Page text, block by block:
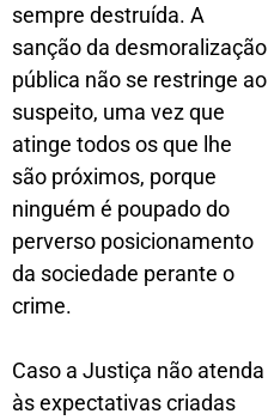
sempre destruída. A
sanção da desmoralização
pública não se restringe ao
suspeito, uma vez que
atinge todos os que lhe
são próximos, porque
ninguém é poupado do
perverso posicionamento
da sociedade perante o
crime.
Caso a Justiça não atenda
às expectativas criadas